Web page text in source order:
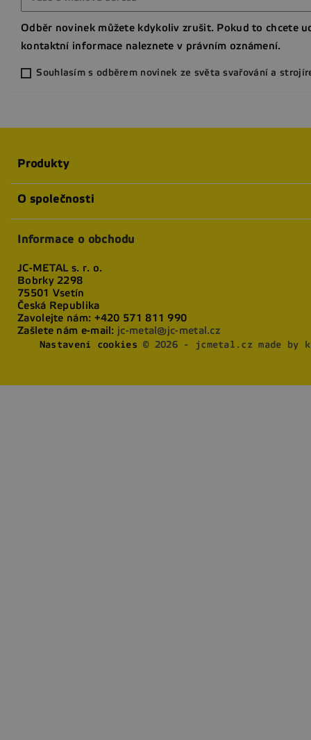
Odběr novinek můžete kdykoliv zrušit. Pokud to chcete
kontaktní informace naleznete v právním oznámení.
Souhlasím s odběrem novinek ze světa svařování a
Produkty
O společnosti
Informace o obchodu
JC-METAL s. r. o.
Bobrky 2298
75501 Vsetín
Česká Republika
Zavolejte nám: +420 571 811 990
Zašlete nám e-mail: jc-metal@jc-metal.cz
Nastavení cookies © 2026 - jcmetal.cz made by